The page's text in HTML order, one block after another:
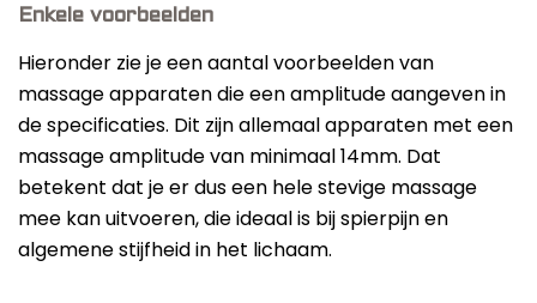
Enkele voorbeelden
Hieronder zie je een aantal voorbeelden van
massage apparaten die een amplitude aangeven in
de specificaties. Dit zijn allemaal apparaten met een
massage amplitude van minimaal 14mm. Dat
betekent dat je er dus een hele stevige massage
mee kan uitvoeren, die ideaal is bij spierpijn en
algemene stijfheid in het lichaam.